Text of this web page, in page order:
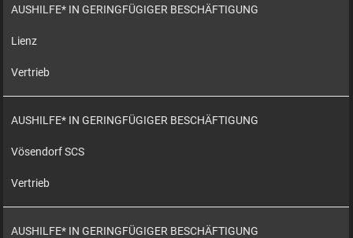
AUSHILFE* IN GERINGFÜGIGER BESCHÄFTIGUNG
Lienz
Vertrieb
AUSHILFE* IN GERINGFÜGIGER BESCHÄFTIGUNG
Vösendorf SCS
Vertrieb
AUSHILFE* IN GERINGFÜGIGER BESCHÄFTIGUNG